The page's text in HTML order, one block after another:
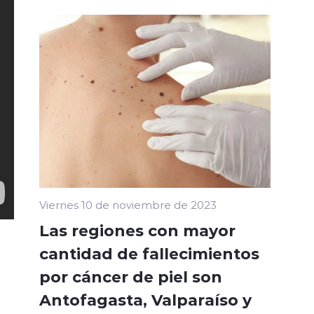
Viernes 10 de noviembre de 2023
Las regiones con mayor
cantidad de fallecimientos
por cáncer de piel son
Antofagasta, Valparaíso y